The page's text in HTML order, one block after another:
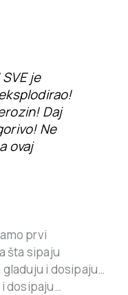
je
Daj
Ne
ovaj
prvi
šta sipaju
gladuju i dosipaju…
i dosipaju…